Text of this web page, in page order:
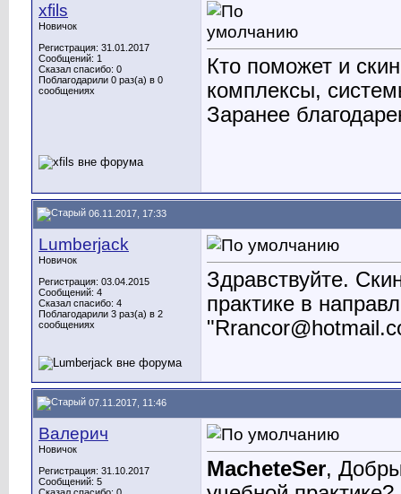
xfils
Новичок
Регистрация: 31.01.2017
Сообщений: 1
Сказал спасибо: 0
Поблагодарили 0 раз(а) в 0
сообщениях
Кто поможет и
комплексы,
Заранее
06.11.2017, 17:33
Lumberjack
Новичок
Регистрация: 03.04.2015
Сообщений: 4
Сказал спасибо: 4
Поблагодарили 3 раз(а) в 2
сообщениях
Здравствуйте.
практике в
"
07.11.2017, 11:46
Валерич
Новичок
Регистрация: 31.10.2017
Сообщений: 5
MacheteSer,